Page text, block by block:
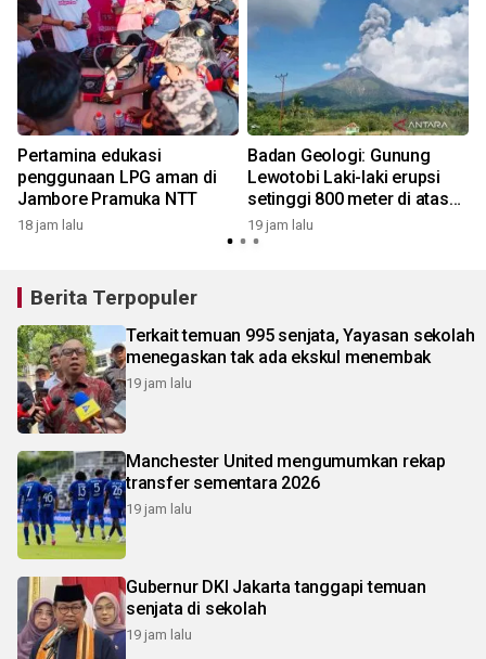
Pertamina edukasi
penggunaan LPG aman di
Jambore Pramuka NTT
18 jam lalu
Badan Geologi: Gunung
Lewotobi Laki-laki erupsi
setinggi 800 meter di atas
puncak
19 jam lalu
Berita Terpopuler
Terkait temuan 995 senjata, Yayasan sekolah
menegaskan tak ada ekskul menembak
19 jam lalu
Manchester United mengumumkan rekap
transfer sementara 2026
19 jam lalu
Gubernur DKI Jakarta tanggapi temuan
senjata di sekolah
19 jam lalu